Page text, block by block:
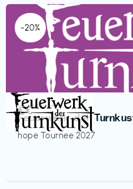
-20%
Veranstaltung
Feuerwerk der
hope Tournee 2027
€€‎